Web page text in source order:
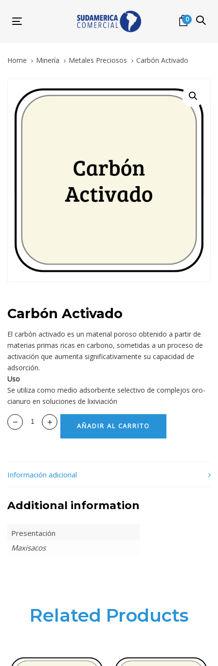
links
primary
0
Toggle
Home Minería Metales Preciosos Carbón Activado
Carbón Activado
El carbón activado es un material poroso obtenido a partir de
materias primas ricas en carbono, sometidas a un proceso de
activación que aumenta significativamente su capacidad de
adsorción.
Uso
Se utiliza como medio adsorbente selectivo de complejos oro-
cianuro en soluciones de lixiviación
Activado
quantity
AÑADIR AL CARRITO
Información adicional
Additional information
Presentación
Maxisacos
Related Products